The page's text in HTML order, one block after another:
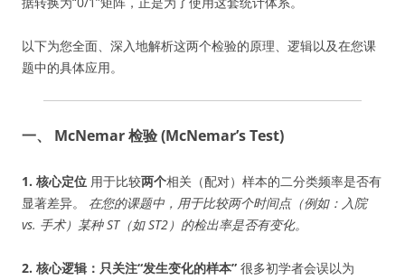
以下为您全面、深入地解析这两个检验的原理、逻辑以及在您课
题中的具体应用。
一、 McNemar 检验 (McNemar’s Test)
1. 核心定位 用于比较两个相关（配对）样本的二分类频率是否有
显著差异。 在您的课题中，用于比较两个时间点（例如：入院
vs. 手术）某种 ST（如 ST2）的检出率是否有变化。
2. 核心逻辑：只关注“发生变化的样本” 很多初学者会误以为